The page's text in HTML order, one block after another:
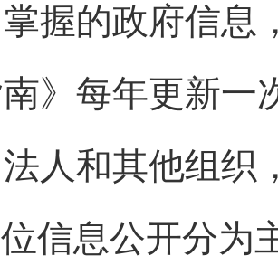
握的政府信息
》每年更新一
人和其他组织
信息公开分为